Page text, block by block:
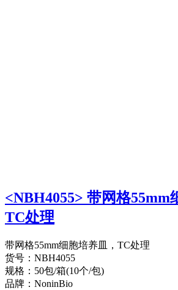
<NBH4055> 带网格55mm
TC处理
带网格55mm细胞培养皿，TC处理
货号：NBH4055
规格：50包/箱(10个/包)
品牌：NoninBio